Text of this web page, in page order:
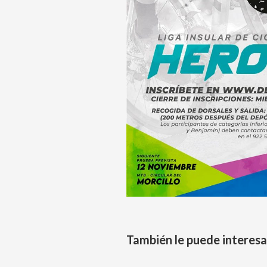
También le puede